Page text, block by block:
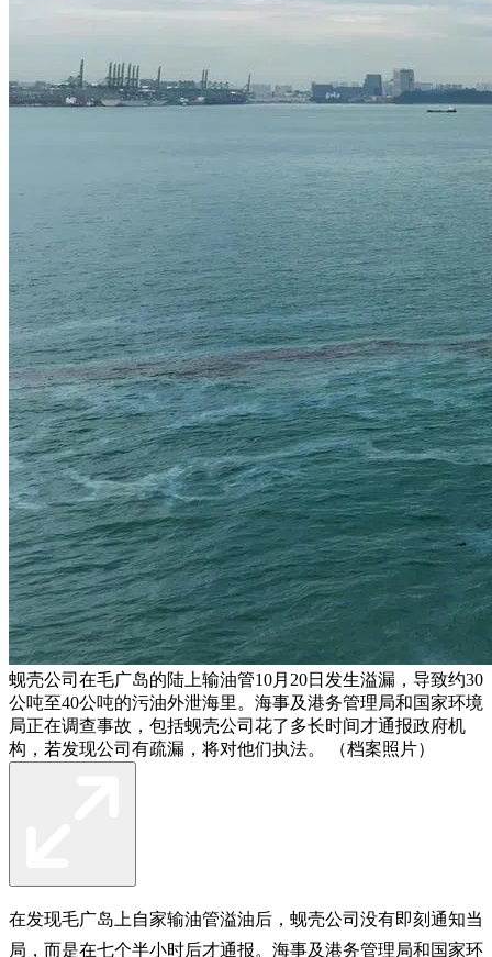
蚬壳公司在毛广岛的陆上输油管10月20日发生溢漏，导致约30
公吨至40公吨的污油外泄海里。海事及港务管理局和国家环境
局正在调查事故，包括蚬壳公司花了多长时间才通报政府机
构，若发现公司有疏漏，将对他们执法。 （档案照片）
在发现毛广岛上自家输油管溢油后，蚬壳公司没有即刻通知当
局，而是在七个半小时后才通报。海事及港务管理局和国家环